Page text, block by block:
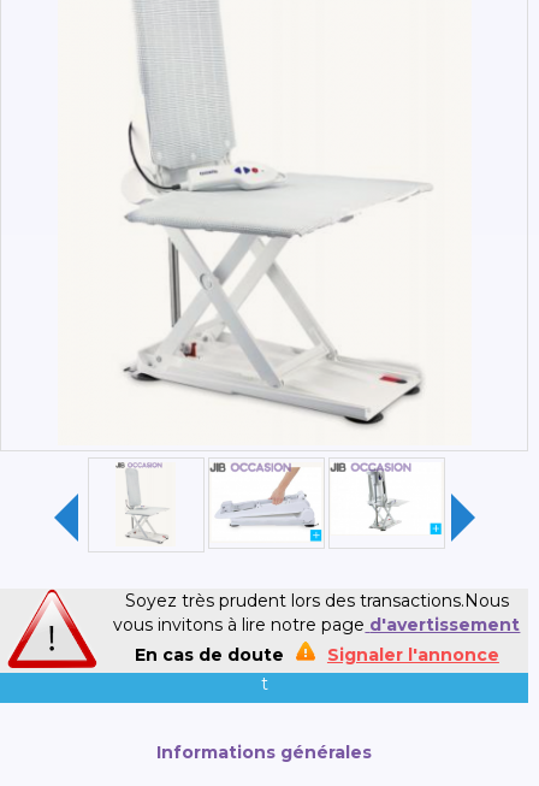
Soyez très prudent lors des transactions.Nous
vous invitons à lire notre page d'avertissement
En cas de doute
Signaler l'annonce
t
Informations générales